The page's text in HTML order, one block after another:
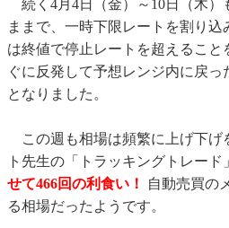
続く4月4日（金）～10日（木）
ままで、一時下限レートを割り込
は終値で停止レートを超えるこ
ぐに反発して予想レンジ内に戻
となりました。
この週も相場は頻繁に上げ下げ
ト先生の「トラッキングトレード
せて466回の利食い！
自動売買の
る相場だったようです。